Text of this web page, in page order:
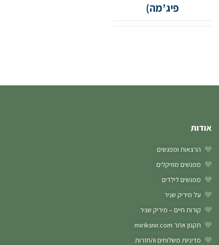
פיג’מה)
אודות
הרצאות ומפגשים
מפגשים מוזיקלים
מפגשים לילדים
על מיריק שניר
קורות חיים – מיריק שניר
תקנון אתר miriksnir.com
מדיניות משלוחים והחזרות